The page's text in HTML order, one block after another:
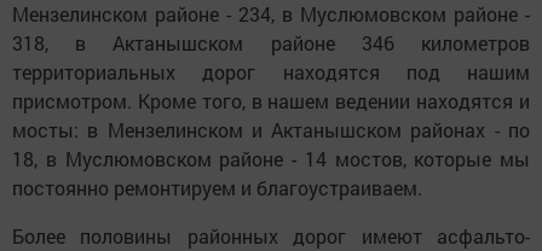
Мензелинском районе - 234, в Муслюмовском районе -
318, в Актанышском районе 346 километров
территориальных дорог находятся под нашим
присмотром. Кроме того, в нашем ведении находятся и
мосты: в Мензелинском и Актанышском районах - по
18, в Муслюмовском районе - 14 мостов, которые мы
постоянно ремонтируем и благоустраиваем.
Более половины районных дорог имеют асфальто-